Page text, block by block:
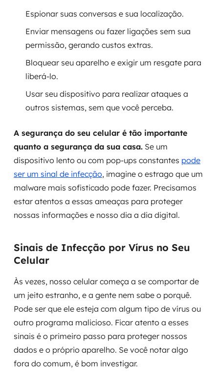
Espionar suas conversas e sua localização.
Enviar mensagens ou fazer ligações sem sua
permissão, gerando custos extras.
Bloquear seu aparelho e exigir um resgate para
liberá-lo.
Usar seu dispositivo para realizar ataques a
outros sistemas, sem que você perceba.
A segurança do seu celular é tão importante
quanto a segurança da sua casa. Se um
dispositivo lento ou com pop-ups constantes pode
ser um sinal de infecção, imagine o estrago que um
malware mais sofisticado pode fazer. Precisamos
estar atentos a essas ameaças para proteger
nossas informações e nosso dia a dia digital.
Sinais de Infecção por Vírus no Seu
Celular
Às vezes, nosso celular começa a se comportar de
um jeito estranho, e a gente nem sabe o porquê.
Pode ser que ele esteja com algum tipo de vírus ou
outro programa malicioso. Ficar atento a esses
sinais é o primeiro passo para proteger nossos
dados e o próprio aparelho. Se você notar algo
fora do comum, é bom investigar.